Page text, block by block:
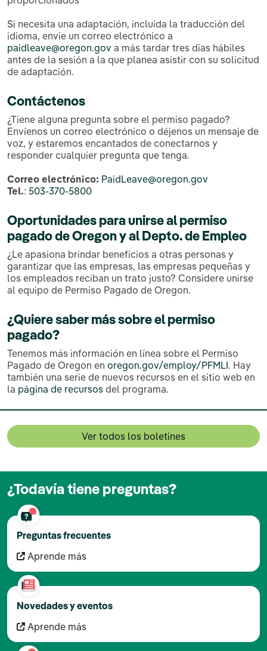
Si necesita una adaptación, incluida la traducción del
idioma, envíe un correo electrónico a
paidleave@oregon.gov a más tardar tres días hábiles
antes de la sesión a la que planea asistir con su solicitud
de adaptación.
Contáctenos
¿Tiene alguna pregunta sobre el permiso pagado?
Envíenos un correo electrónico o déjenos un mensaje de
voz, y estaremos encantados de conectarnos y
responder cualquier pregunta que tenga.
Correo electrónico: PaidLeave@oregon.gov
Tel.: 503-370-5800
Oportunidades para unirse al permiso
pagado de Oregon y al Depto. de Empleo
¿Le apasiona brindar beneficios a otras personas y
garantizar que las empresas, las empresas pequeñas y
los empleados reciban un trato justo? Considere unirse
al equipo de Permiso Pagado de Oregon.
¿Quiere saber más sobre el permiso
pagado?
Tenemos más información en línea sobre el Permiso
Pagado de Oregon en oregon.gov/employ/PFMLI. Hay
también una serie de nuevos recursos en el sitio web en
la página de recursos del programa.
Ver todos los boletines
¿Todavía tiene preguntas?
Preguntas frecuentes
Aprende más
Novedades y eventos
Aprende más